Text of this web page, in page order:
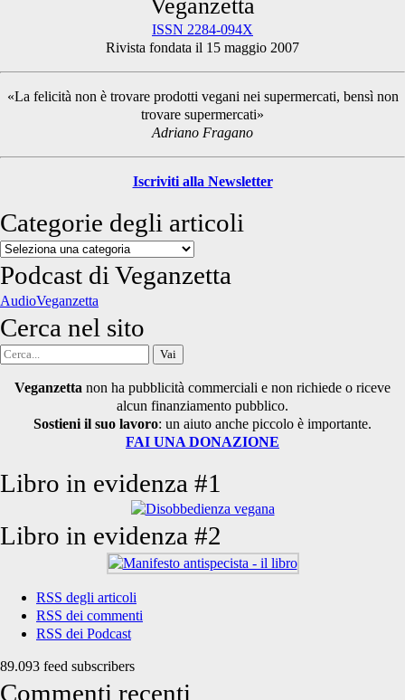
Sidebar
Veganzetta
ISSN 2284-094X
Rivista fondata il 15 maggio 2007
«La felicità non è trovare prodotti vegani nei supermercati, bensì non
trovare supermercati»
Adriano Fragano
Iscriviti alla Newsletter
Categorie degli articoli
Categorie
degli
articoli
Podcast di Veganzetta
AudioVeganzetta
Cerca nel sito
Cerca
Veganzetta non ha pubblicità commerciali e non richiede o riceve
alcun finanziamento pubblico.
Sostieni il suo lavoro: un aiuto anche piccolo è importante.
FAI UNA DONAZIONE
Libro in evidenza #1
Libro in evidenza #2
RSS degli articoli
RSS dei commenti
RSS dei Podcast
89.093 feed subscribers
Commenti recenti